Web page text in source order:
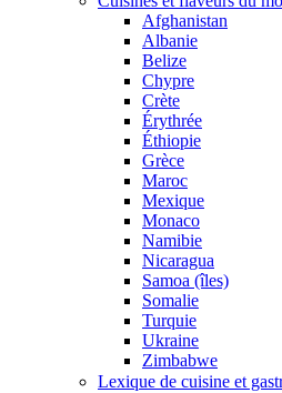
Afghanistan
Albanie
Belize
Chypre
Crète
Érythrée
Éthiopie
Grèce
Maroc
Mexique
Monaco
Namibie
Nicaragua
Samoa (îles)
Somalie
Turquie
Ukraine
Zimbabwe
Lexique de cuisine et